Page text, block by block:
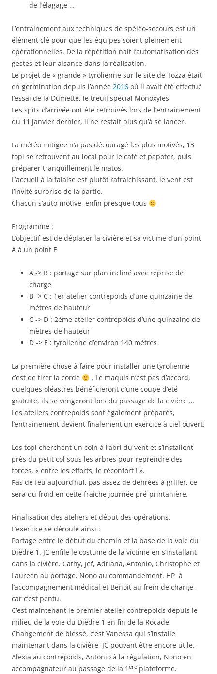
de l’élagage …
L’entrainement aux techniques de spéléo-secours est un
élément clé pour que les équipes soient pleinement
opérationnelles. De la répétition nait l’automatisation des
gestes et leur aisance dans la réalisation.
Le projet de « grande » tyrolienne sur le site de Tozza était
en germination depuis l’année 2016 où il avait été effectué
l’essai de la Dumette, le treuil spécial Monoxyles.
Les spits d’arrivée ont été retrouvés lors de l’entrainement
du 11 janvier dernier, il ne restait plus qu’à se lancer.
La météo mitigée n’a pas découragé les plus motivés, 13
topi se retrouvent au local pour le café et papoter, puis
préparer tranquillement le matos.
L’accueil à la falaise est plutôt rafraichissant, le vent est
l’invité surprise de la partie.
Chacun s’auto-motive, enfin presque tous
Programme :
L’objectif est de déplacer la civière et sa victime d’un point
A à un point E
A -> B : portage sur plan incliné avec reprise de
charge
B -> C : 1er atelier contrepoids d’une quinzaine de
mètres de hauteur
C -> D : 2ème atelier contrepoids d’une quinzaine de
mètres de hauteur
D -> E : tyrolienne d’environ 140 mètres
La première chose à faire pour installer une tyrolienne
c’est de tirer la corde
. Le maquis n’est pas d’accord,
quelques oléastres bénéficieront d’une coupe d’été
gratuite, ils se vengeront lors du passage de la civière …
Les ateliers contrepoids sont également préparés,
l’entrainement devient finalement un exercice à ciel ouvert.
Les topi cherchent un coin à l’abri du vent et s’installent
près du petit col sous les arbres pour reprendre des
forces, « entre les efforts, le réconfort ! ».
Pas de feu aujourd’hui, pas assez de denrées à griller, ce
sera du froid en cette fraiche journée pré-printanière.
Finalisation des ateliers et début des opérations.
L’exercice se déroule ainsi :
Portage entre le début du chemin et la base de la voie du
Dièdre 1. JC enfile le costume de la victime en s’installant
dans la civière. Cathy, Jef, Adriana, Antonio, Christophe et
Laureen au portage, Nono au commandement, HP à
l’accompagnement médical et Benoit au frein de charge,
car c’est pentu.
C’est maintenant le premier atelier contrepoids depuis le
milieu de la voie du Dièdre 1 en fin de la Rocade.
Changement de blessé, c’est Vanessa qui s’installe
maintenant dans la civière, JC pouvant être encore utile.
Alexia au contrepoids, Antonio à la régulation, Nono en
accompagnateur au passage de la 1 ère plateforme.